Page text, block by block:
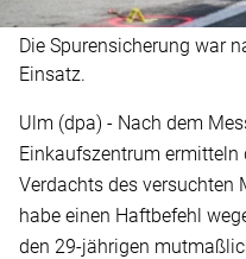
Die Spurensicherung war
Einsatz.
Ulm (dpa) - Nach dem
Einkaufszentrum ermitteln
Verdachts des versuchten
habe einen Haftbefehl
den 29-jährigen